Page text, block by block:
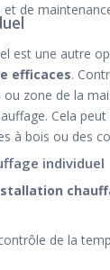
et de
est une autre
efficaces.
ou zone de la
Cela
à bois ou des
individuel
de la